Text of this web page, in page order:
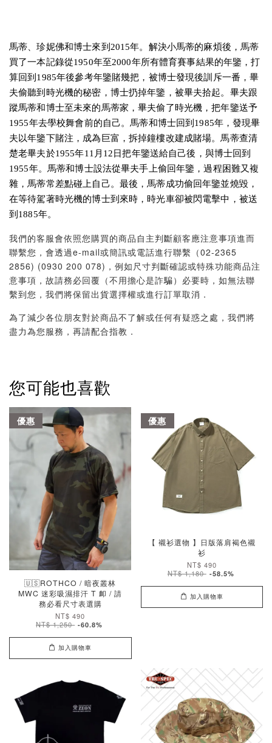
馬蒂、珍妮佛和博士來到2015年。解決小馬蒂的麻煩後，馬蒂
買了一本記錄從1950年至2000年所有體育賽事結果的年鑒，打
算回到1985年後參考年鑒賭幾把，被博士發現後訓斥一番，畢
夫偷聽到時光機的秘密，博士扔掉年鑒，被畢夫拾起。畢夫跟
蹤馬蒂和博士至未來的馬蒂家，畢夫偷了時光機，把年鑒送予
1955年去學校舞會前的自己。馬蒂和博士回到1985年，發現畢
夫以年鑒下賭注，成為巨富，拆掉鐘樓改建成賭場。馬蒂查清
楚老畢夫於1955年11月12日把年鑒送給自己後，與博士回到
1955年。馬蒂和博士設法從畢夫手上偷回年鑒，過程困難又複
雜，馬蒂常差點碰上自己。最後，馬蒂成功偷回年鑒並燒毀，
在等待駕著時光機的博士到來時，時光車卻被閃電擊中，被送
到1885年。
我們的客服會依照您購買的商品自主判斷顧客應注意事項進而
聯繫您，會透過e-mail或簡訊或電話進行聯繫（02-2365
2856) (0930 200 078)，例如尺寸判斷確認或特殊功能商品注
意事項，故請務必回覆（不用擔心是詐騙）必要時，如無法聯
繫到您，我們將保留出貨選擇權或進行訂單取消．
為了減少各位朋友對於商品不了解或任何有疑惑之處，我們將
盡力為您服務，再請配合指教．
您可能也喜歡
優惠
🇺🇸ROTHCO / 暗夜叢林
MWC 迷彩吸濕排汗 T 卹 / 請
務必看尺寸表選購
NT$ 490
NT$ 1,250 -60.8%
加入購物車
優惠
【 襯衫選物 】日版落肩褐色襯
衫
NT$ 490
NT$ 1,180 -58.5%
加入購物車